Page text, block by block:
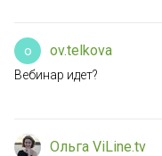
o ov.telkova
Вебинар идет?
Ольга ViLine.tv